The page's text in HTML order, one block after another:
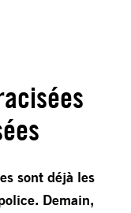
sont déjà les
Demain,